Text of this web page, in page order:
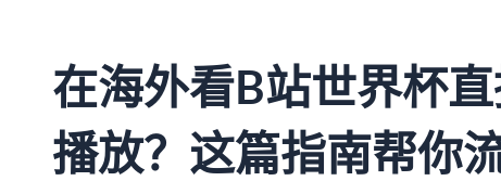
在海外看B站世界杯直
播放？这篇指南帮你